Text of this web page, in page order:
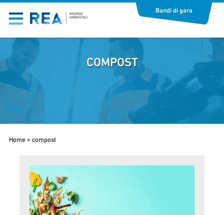
Bandi di gara
COMPOST
Home > compost